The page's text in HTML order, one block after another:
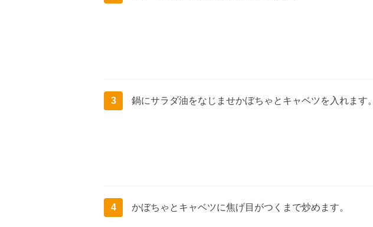
3 鍋にサラダ油をなじませかぼちゃとキャベツを入れます。
4 かぼちゃとキャベツに焦げ目がつくまで炒めます。